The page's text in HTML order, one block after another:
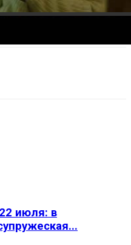
июля: в